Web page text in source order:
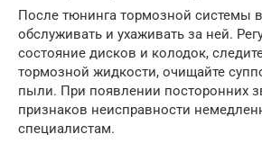
После тюнинга тормозной системы
обслуживать и ухаживать за ней.
состояние дисков и колодок,
тормозной жидкости, очищайте
пыли. При появлении посторонних
признаков неисправности
специалистам.